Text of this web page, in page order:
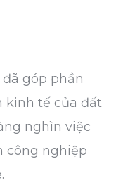
góp phần
kinh tế của đất
nghìn việc
công nghiệp